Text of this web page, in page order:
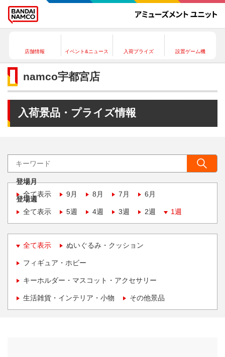
店舗情報 イベント&ニュース 入荷プライズ 設置ゲーム機
namco宇都宮店
入荷景品・プライズ情報
登場月
全て表示
9月 8月 7月 6月
登場週
全て表示
5週 4週 3週 2週 1週
全て表示 ぬいぐるみ・クッション
フィギュア・ホビー
キーホルダー・マスコット・アクセサリー
生活雑貨・インテリア・小物 その他景品